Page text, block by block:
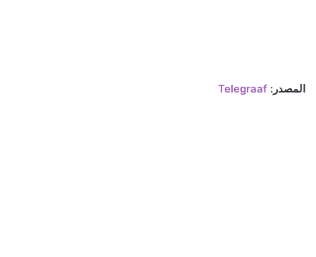
المصدر: Telegraaf